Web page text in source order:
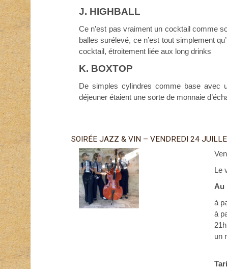
J. HIGHBALL
Ce n’est pas vraiment un cocktail comme
balles surélevé, ce n’est tout simplement
cocktail, étroitement liée aux long drinks
K. BOXTOP
De simples cylindres comme base avec
déjeuner étaient une sorte de monnaie
SOIRÉE JAZZ & VIN – VENDREDI 24
Le
Au
à
à
un